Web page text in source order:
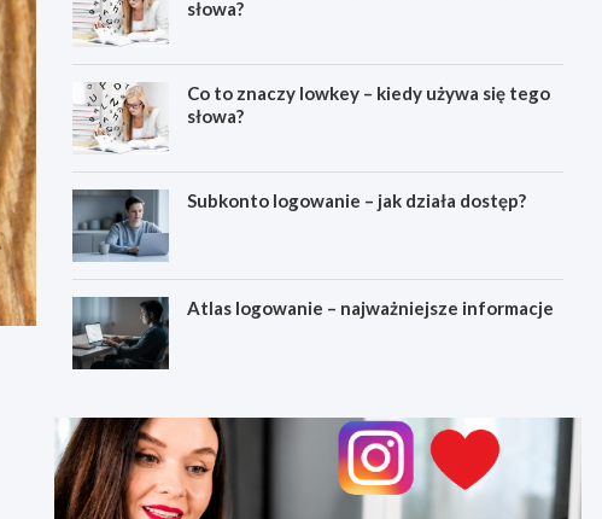
słowa?
Co to znaczy lowkey – kiedy używa się tego
słowa?
Subkonto logowanie – jak działa dostęp?
Atlas logowanie – najważniejsze informacje